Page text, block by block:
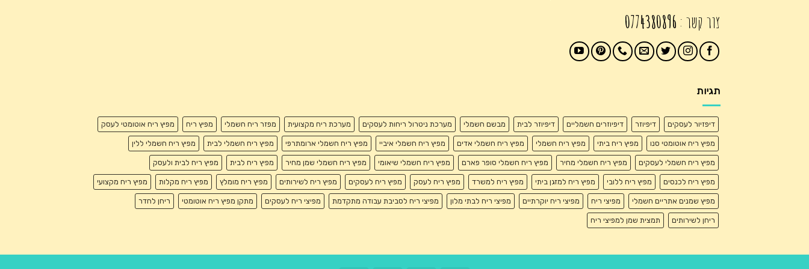
צור קשר : 0774380896
תגיות
דיפזיור לעסקים דיפיוזר דיפיוזרים חשמליים דיפיוזר לבית מבשם חשמלי מערכת ניטרול ריחות לעסקים מערכת ריח מקצועית מפזר ריח חשמלי מפיץ ריח מפיץ ריח אוטומטי לעסק
מפיץ ריח אוטומטי סנו מפיץ ריח ביתי מפיץ ריח חשמלי מפיץ ריח חשמלי אדים מפיץ ריח חשמלי איביי מפיץ ריח חשמלי ארומתרפי מפיץ ריח חשמלי לבית מפיץ ריח חשמלי ללין
מפיץ ריח חשמלי לעסקים מפיץ ריח חשמלי מחיר מפיץ ריח חשמלי סופר פארם מפיץ ריח חשמלי שיאומי מפיץ ריח חשמלי שמן מחיר מפיץ ריח לבית מפיץ ריח לבית ולעסק
מפיץ ריח לכנסים מפיץ ריח ללובי מפיץ ריח למזגן ביתי מפיץ ריח למשרד מפיץ ריח לעסק מפיץ ריח לעסקים מפיץ ריח לשירותים מפיץ ריח מומלץ מפיץ ריח מקלות מפיץ ריח מקצועי
מפיץ שמנים אתריים חשמלי מפיצי ריח מפיצי ריח יוקרתיים מפיצי ריח לבתי מלון מפיצי ריח לסביבת עבודה מתקדמת מפיצי ריח לעסקים מתקן מפיץ ריח אוטומטי ריחן לחדר
ריחן לשירותים תמצית שמן למפיצי ריח